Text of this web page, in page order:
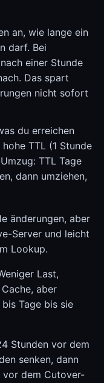
an, wie lange ein
darf. Bei
einer Stunde
Das spart
nicht sofort
du erreichen
TTL (1 Stunde
TTL Tage
dann umziehen,
änderungen, aber
Server und leicht
Lookup.
Last,
aber
Tage bis sie
Stunden vor dem
senken, dann
vor dem Cutover-